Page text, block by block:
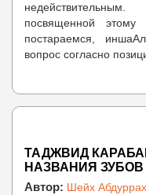
посвященной
постараемся,
вопрос согласно
ТАДЖВИД
НАЗВАНИЯ ЗУБОВ
Автор: Шейх